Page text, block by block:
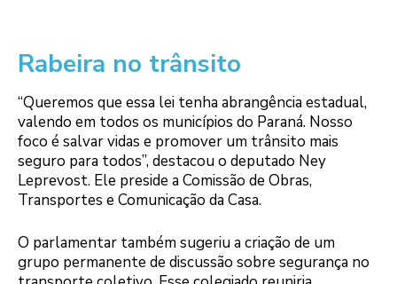
Rabeira no trânsito
“Queremos que essa lei tenha abrangência estadual,
valendo em todos os municípios do Paraná. Nosso
foco é salvar vidas e promover um trânsito mais
seguro para todos”, destacou o deputado Ney
Leprevost. Ele preside a Comissão de Obras,
Transportes e Comunicação da Casa.
O parlamentar também sugeriu a criação de um
grupo permanente de discussão sobre segurança no